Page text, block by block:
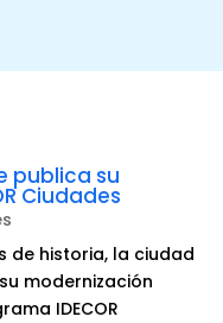
publica su
Ciudades
de historia, la ciudad
modernización
IDECOR